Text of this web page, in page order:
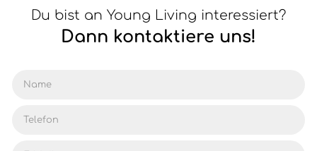
Du bist an Young Living interessiert?
Dann kontaktiere uns!